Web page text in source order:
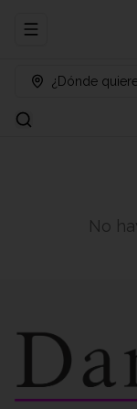
Abrir menu de
¿Dónde
No